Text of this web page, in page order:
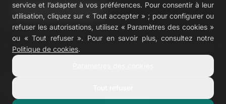
LIVVO Plus
Configurer les cookies
service et l’adapter à vos préférences. Pour consentir à leur
utilisation, cliquez sur « Tout accepter » ; pour configurer ou
refuser les autorisations, utilisez « Paramètres des cookies »
ou « Tout refuser ». Pour en savoir plus, consultez notre
Politique de cookies.